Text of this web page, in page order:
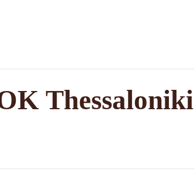
Thessaloniki